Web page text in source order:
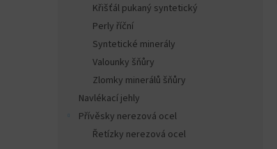
Křišťál pukaný syntetický
Perly říční
Syntetické minerály
Valounky šňůry
Zlomky minerálů šňůry
Navlékací jehly
Přívěsky nerezová ocel
Řetízky nerezová ocel